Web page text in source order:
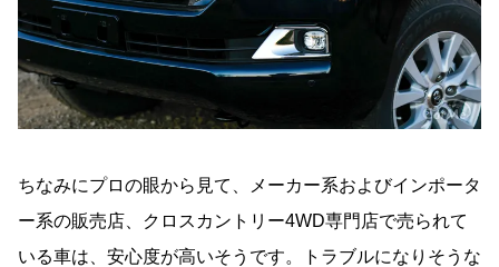
ちなみにプロの眼から見て、メーカー系およびインポータ
ー系の販売店、クロスカントリー4WD専門店で売られて
いる車は、安心度が高いそうです。トラブルになりそうな